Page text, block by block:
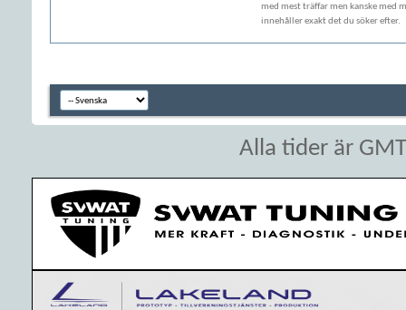
med mest träffar men kanske med
innehåller exakt det du söker efter.
Alla tider är